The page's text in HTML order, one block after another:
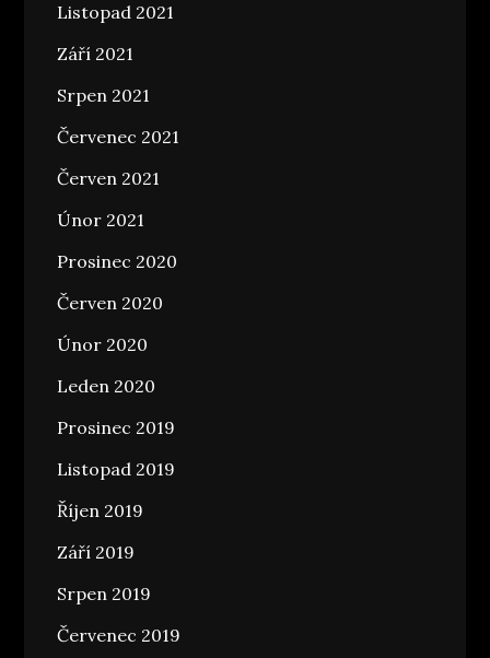
Listopad 2021
Září 2021
Srpen 2021
Červenec 2021
Červen 2021
Únor 2021
Prosinec 2020
Červen 2020
Únor 2020
Leden 2020
Prosinec 2019
Listopad 2019
Říjen 2019
Září 2019
Srpen 2019
Červenec 2019